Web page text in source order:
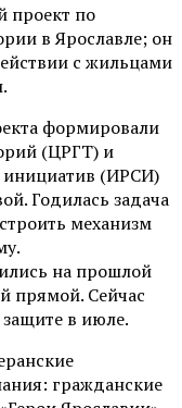
проект по
в Ярославле; он
с жильцами
формировали
(ЦРГТ) и
инициатив (ИРСИ)
Годилась задача
механизм
на прошлой
прямой. Сейчас
в июле.
гражданские